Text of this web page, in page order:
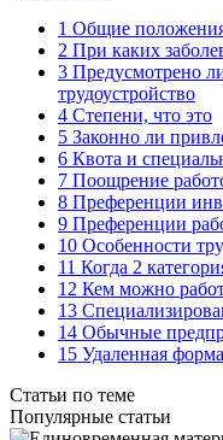
1 Общие
2 При каких
3 Предусмотрено
трудоустройство
4 Степени, что это
5 Законно ли
6 Квота и
7 Поощрение
8 Преференции
9 Преференции
10 Особенности
11 Когда 2
12 Кем можно
13
14 Обычные
15 Удаленная
Статьи по теме
Популярные статьи